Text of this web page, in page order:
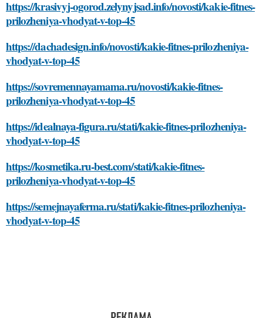
https://krasivyj-ogorod.zelynyjsad.info/novosti/kakie-fitnes-
prilozheniya-vhodyat-v-top-45
https://dachadesign.info/novosti/kakie-fitnes-prilozheniya-
vhodyat-v-top-45
https://sovremennayamama.ru/novosti/kakie-fitnes-
prilozheniya-vhodyat-v-top-45
https://idealnaya-figura.ru/stati/kakie-fitnes-prilozheniya-
vhodyat-v-top-45
https://kosmetika.ru-best.com/stati/kakie-fitnes-
prilozheniya-vhodyat-v-top-45
https://semejnayaferma.ru/stati/kakie-fitnes-prilozheniya-
vhodyat-v-top-45